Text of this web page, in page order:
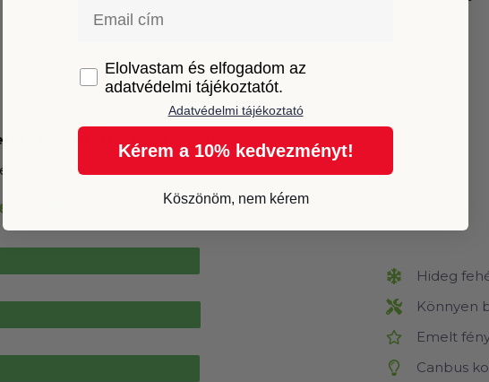
kiégett izzót vagy hibakódot.
használható”
szett adatai
Hideg
Könnyen
Emelt
Canbus
GDPRElolvastam és elfogadom az
adatvédelmi tájékoztatót.
Adatvédelmi tájékoztató
Kérem a 10% kedvezményt!
Köszönöm, nem kérem